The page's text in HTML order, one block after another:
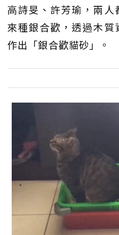
高詩旻、許芳瑜，兩
來種銀合歡，透過木質
作出「銀合歡貓砂」。